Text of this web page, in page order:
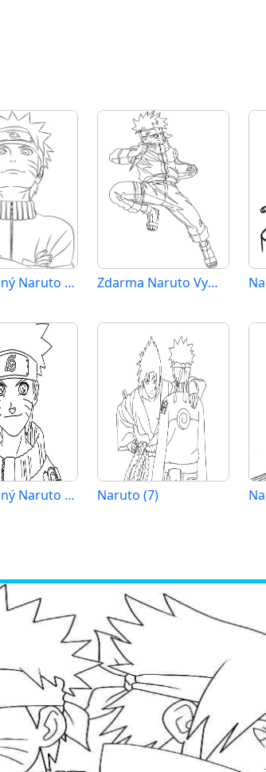
Tisknutelný Naruto Obrázek Zdarma Naruto Vymalovatelné
Tisknutelný Naruto Obrázek pro Děti Naruto (7)